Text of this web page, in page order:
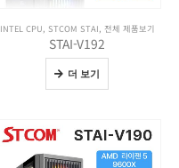
INTEL CPU, STCOM STAI, 전체 제품보기
STAI-V192
더 보기